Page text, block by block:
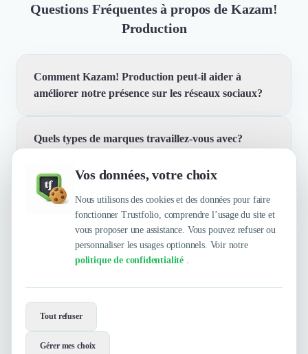
Vos données, votre choix
Nous utilisons des cookies et des données pour faire
fonctionner Trustfolio, comprendre l’usage du site et
vous proposer une assistance. Vous pouvez refuser ou
personnaliser les usages optionnels. Voir notre
politique de confidentialité .
Tout refuser
Gérer mes choix
Questions Fréquentes à propos de Kazam!
Production
Comment Kazam! Production peut-il aider à
améliorer notre présence sur les réseaux sociaux?
Nous créons des contenus qui captent l'attention et
approche combine créativité et stratégie pour maximiser
l'impact de vos campagnes.
Quels types de marques travaillez-vous avec?
Nous travaillons avec des marques de toutes tailles, des
startups aux grandes entreprises, pour les aider à
raconter des histoires uniques qui résonnent avec leur
audience. Notre objectif est de vous aider à rester
pertinent culturellement et à performer dans un paysage
médiatique en constante évolution.
Quelles sont les principales qualités que leur
reconnaissent leurs clients ?
Trustfolio a authentifié les feedbacks suivants : Super
équipe, Experts de la vidéo digitale, Créatifs &
Créativité, Pointus
Contactez-les maintenant !